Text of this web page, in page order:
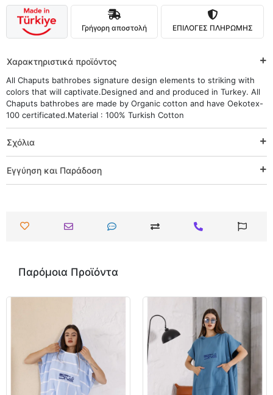
Γρήγορη αποστολή ΕΠΙΛΟΓΕΣ ΠΛΗΡΩΜΗΣ
Χαρακτηριστικά προϊόντος
All Chaputs bathrobes signature design elements to striking with
colors that will captivate.Designed and and produced in Turkey. All
Chaputs bathrobes are made by Organic cotton and have Oekotex-
100 certificated.Material : 100% Turkish Cotton
Σχόλια
Εγγύηση και Παράδοση
Παρόμοια Προϊόντα